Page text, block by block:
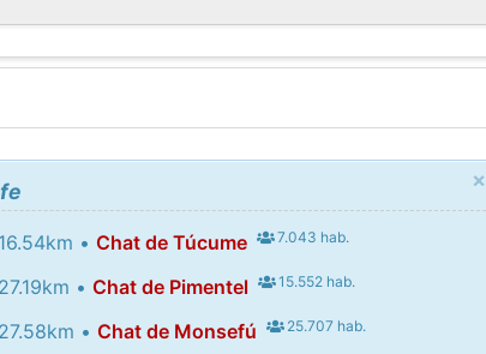
×
16.54km •Chat de Túcume 7.043 hab.
27.19km •Chat de Pimentel 15.552 hab.
27.58km •Chat de Monsefú 25.707 hab.